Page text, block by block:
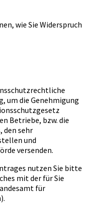
wie Sie Widerspruch
um die Genehmigung
Betriebe, bzw. die
den sehr
und
versenden.
nutzen Sie bitte
mit der für Sie
für